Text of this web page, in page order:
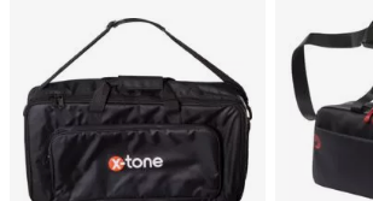
Synths & samplers
Studio
Kopfhörer